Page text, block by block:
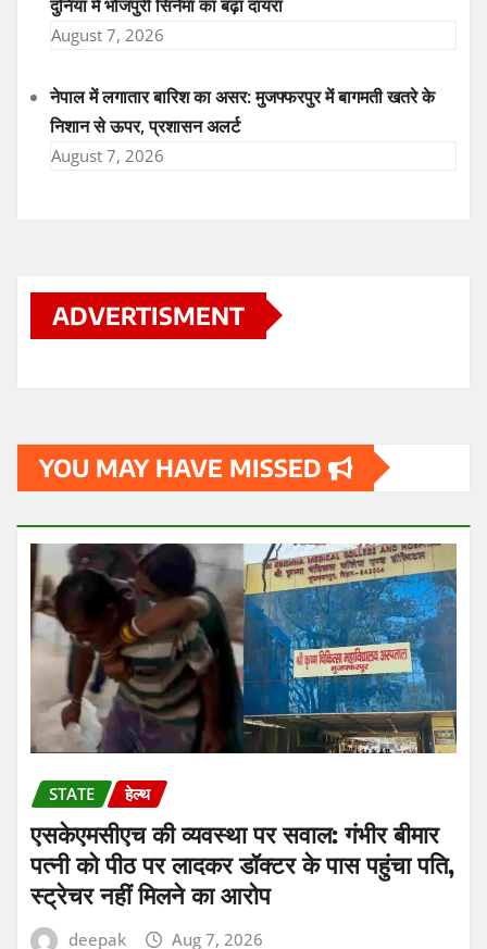
दुनिया में भोजपुरी सिनेमा का बढ़ा दायरा
August 7, 2026
नेपाल में लगातार बारिश का असर: मुजफ्फरपुर में बागमती खतरे के
निशान से ऊपर, प्रशासन अलर्ट
August 7, 2026
ADVERTISMENT
YOU MAY HAVE MISSED
STATE हेल्थ
एसकेएमसीएच की व्यवस्था पर सवाल: गंभीर बीमार
पत्नी को पीठ पर लादकर डॉक्टर के पास पहुंचा पति,
स्ट्रेचर नहीं मिलने का आरोप
deepak Aug 7, 2026